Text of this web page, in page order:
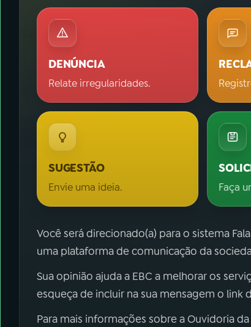
DENÚNCIA
Relate irregularidades.
SUGESTÃO
Envie uma ideia. Faça
Você será direcionado(a) para o sistema
uma plataforma de comunicação da
Sua opinião ajuda a EBC a melhorar os
esqueça de incluir na sua mensagem o
Para mais informações sobre a Ouvidoria